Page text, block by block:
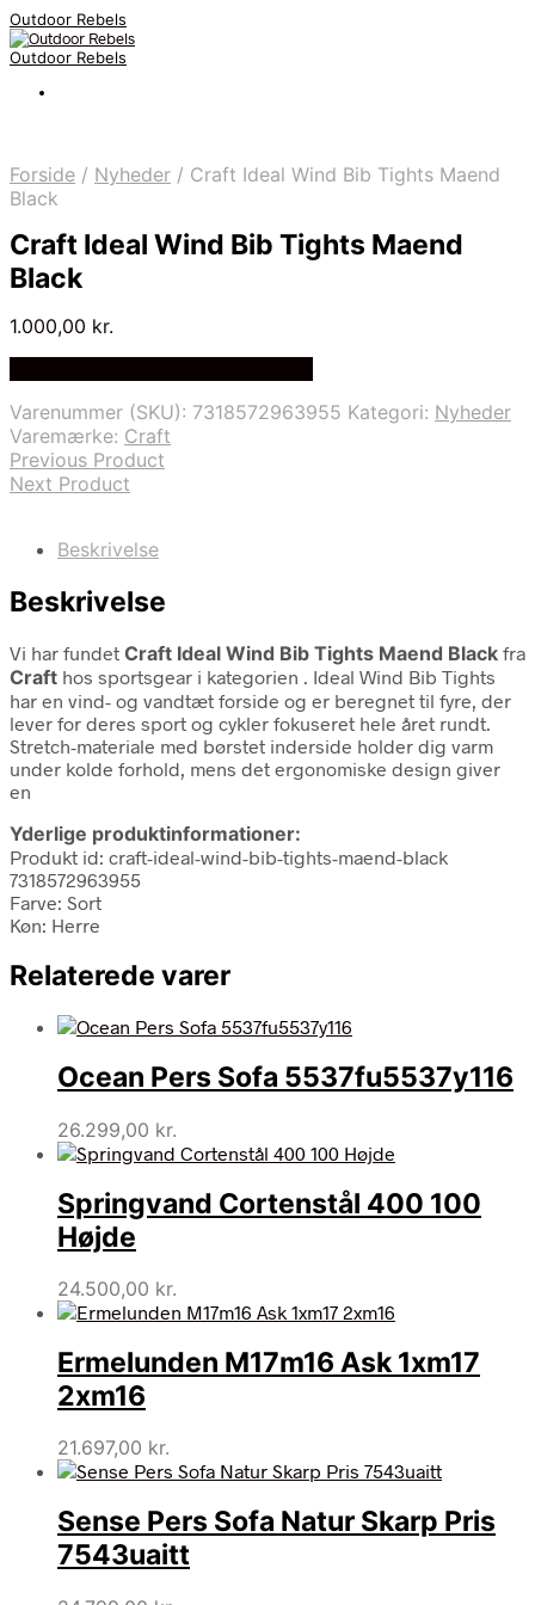
Outdoor Rebels
Outdoor Rebels
Forside / Nyheder / Craft Ideal Wind Bib Tights Maend
Black
Craft Ideal Wind Bib Tights Maend
Black
1.000,00 kr.
Varenummer (SKU): 7318572963955 Kategori: Nyheder
Varemærke: Craft
Previous Product
Next Product
Beskrivelse
Beskrivelse
Vi har fundet Craft Ideal Wind Bib Tights Maend Black fra
Craft hos sportsgear i kategorien . Ideal Wind Bib Tights
har en vind- og vandtæt forside og er beregnet til fyre, der
lever for deres sport og cykler fokuseret hele året rundt.
Stretch-materiale med børstet inderside holder dig varm
under kolde forhold, mens det ergonomiske design giver
en
Yderlige produktinformationer:
Produkt id: craft-ideal-wind-bib-tights-maend-black
7318572963955
Farve: Sort
Køn: Herre
Relaterede varer
Ocean Pers Sofa 5537fu5537y116
26.299,00 kr.
Springvand Cortenstål 400 100
Højde
24.500,00 kr.
Ermelunden M17m16 Ask 1xm17
2xm16
21.697,00 kr.
Sense Pers Sofa Natur Skarp Pris
7543uaitt